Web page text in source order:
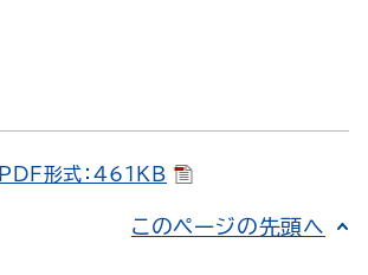
PDF形式：461KB
このページの先頭へ